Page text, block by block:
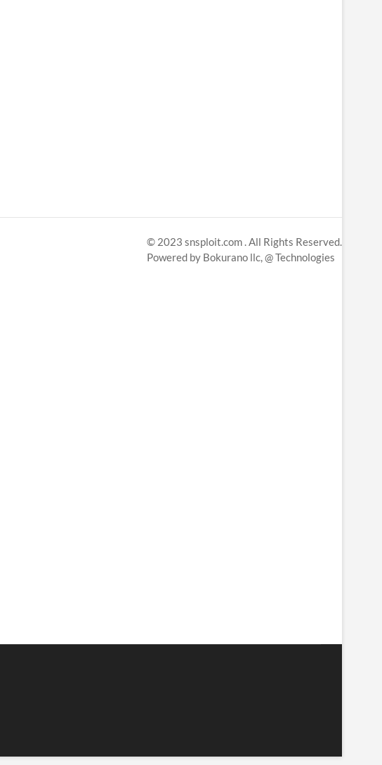
© 2023 snsploit.com . All Rights Reserved.
Powered by Bokurano llc, @ Technologies